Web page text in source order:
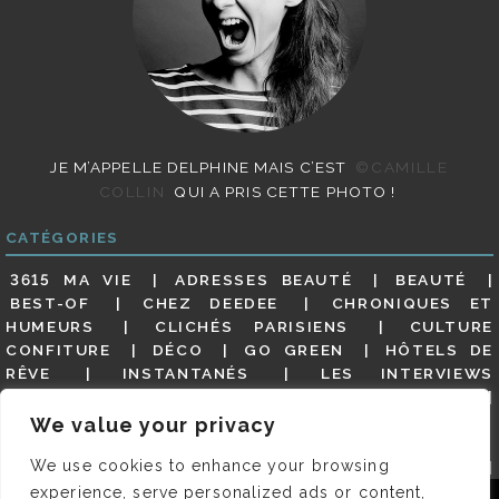
We value your privacy
We use cookies to enhance your browsing
experience, serve personalized ads or content,
JE M’APPELLE DELPHINE MAIS C’EST
©CAMILLE
COLLIN
QUI A PRIS CETTE PHOTO !
CATÉGORIES
3615 MA VIE ADRESSES BEAUTÉ
BEAUTÉ
BEST-OF
CHEZ DEEDEE
CHRONIQUES ET
HUMEURS
CLICHÉS PARISIENS
CULTURE
CONFITURE
DÉCO GO GREEN
HÔTELS DE
RÊVE
INSTANTANÉS
LES INTERVIEWS
MES ADRESSES
MODE NON CLASSÉ
GUIDE
PARIS EN PHOTOS
RESTAURANTS
REVUE DE PRESSE DÉTAILLÉE, SIOU PLAIT